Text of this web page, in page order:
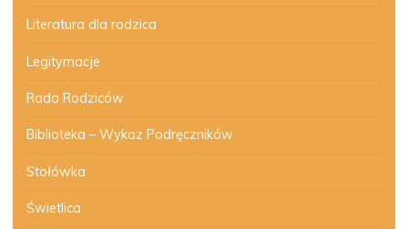
Literatura dla rodzica
Legitymacje
Rada Rodziców
Biblioteka – Wykaz Podręczników
Stołówka
Świetlica